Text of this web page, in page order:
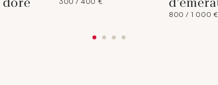
doré
800 / 1 000 €